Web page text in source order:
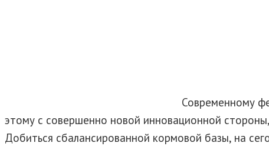
Современному
этому с совершенно новой инновационной
Добиться сбалансированной кормовой базы, на